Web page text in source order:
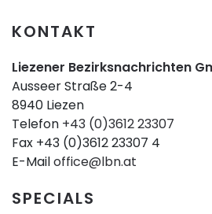
KONTAKT
Liezener Bezirksnachrichten
Ausseer Straße 2-4
8940 Liezen
Telefon +43 (0)3612 23307
Fax +43 (0)3612 23307 4
E-Mailoffice@lbn.at
SPECIALS